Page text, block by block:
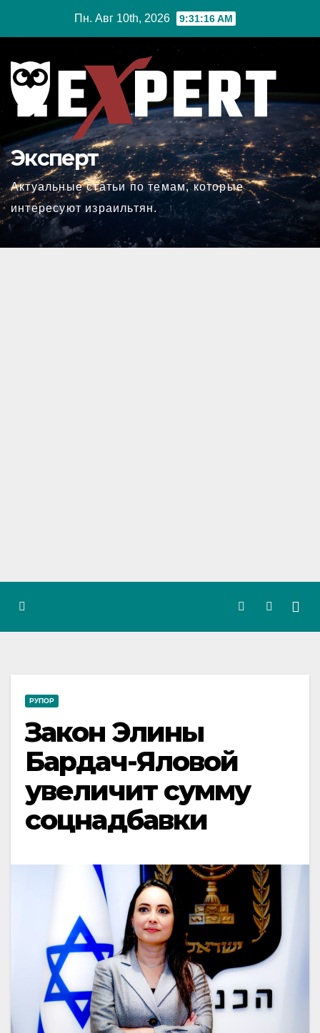
Пн. Авг 10th, 2026 9:31:16 AM
Эксперт
Актуальные статьи по темам, которые
интересуют израильтян.
РУПОР
Закон Элины
Бардач-Яловой
увеличит сумму
соцнадбавки